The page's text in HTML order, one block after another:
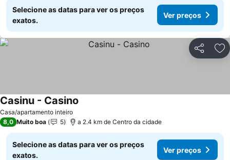
Selecione as datas para ver os preços
exatos.
Ver preços
Partilhar
Casa/apartamento inteiro
Casinu - Casino
8,0 Muito boa 5 a 2.4 km de Centro da cidade
Selecione as datas para ver os preços
exatos.
Ver preços